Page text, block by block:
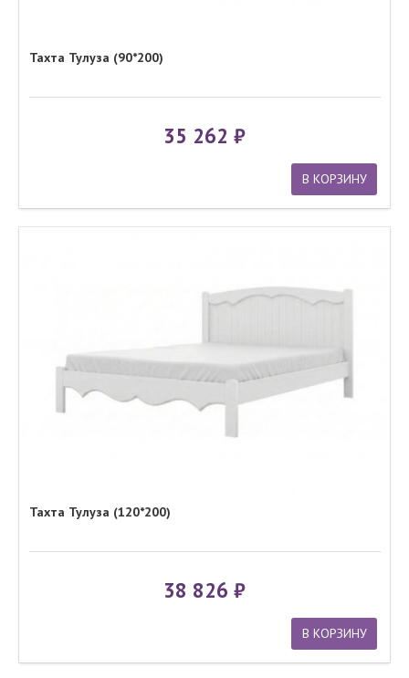
Тахта Тулуза (90*200)
35 262
В КОРЗИНУ
Тахта Тулуза (120*200)
38 826
В КОРЗИНУ